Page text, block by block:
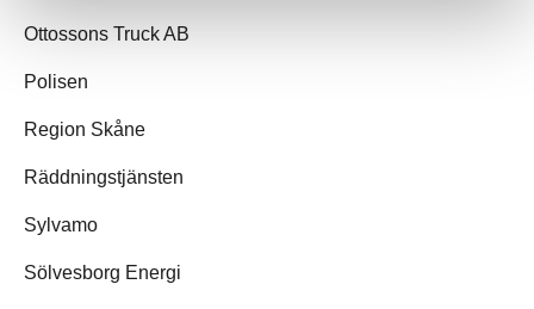
Ottossons Truck AB
Polisen
Region Skåne
Räddningstjänsten
Sylvamo
Sölvesborg Energi